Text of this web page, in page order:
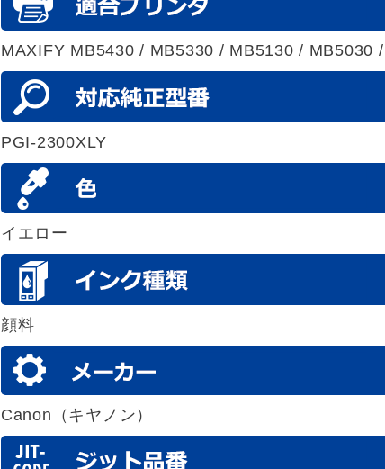
MAXIFY MB5430 / MB5330 / MB5130 / MB5030
PGI-2300XLY
イエロー
顔料
Canon（キヤノン）